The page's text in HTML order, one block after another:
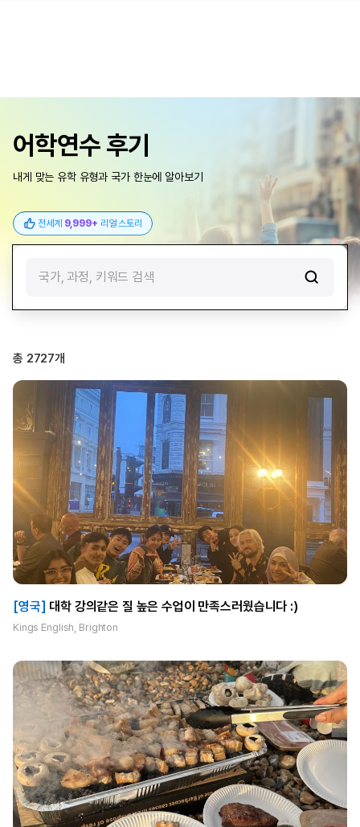
어학연수 후기
내게 맞는 유학 유형과 국가 한눈에 알아보기
전세계 9,999+ 리얼 스토리
국가, 과정, 키워드 검색
총 2727개
[영국] 대학 강의같은 질 높은 수업이 만족스러웠습니다 :)
Kings English, Brighton